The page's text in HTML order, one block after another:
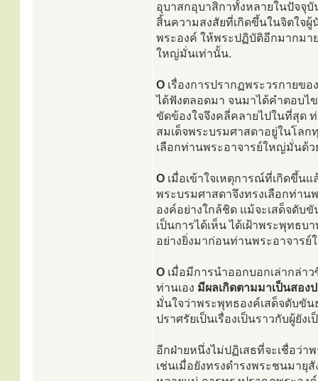
อุบาสกอุบาสิกาทั้งหลายในปัจจุ
สิ้นความสงสัยที่เกิดขึ้นในจิตใจ
พระองค์ ให้พระปฏิบัติอีกมากมา
ใหญ่มั่นเท่านั้น.
O เรื่องการปรากฏพระวรกายข
ได้ฟังตลอดมา จนมาได้คำตอบไ
ขัดข้องใจจึงคลี่คลายไปในที่สุด
สมเด็จพระบรมศาสดาอยู่ในโลก
เลือกท่านพระอาจารย์ใหญ่มั่นด้ว
O เมื่อเข้าใจเหตุการณ์ที่เกิดขึ้น
พระบรมศาสดาจึงทรงเลือกท่า
องค์อย่างใกล้ชิด แม้จะเสด็จดับ
เป็นการได้เห็น ได้เฝ้าพระพุทธ
อย่างยิ่งมาก่อนท่านพระอาจารย์
O เมื่อมีการนำออกบอกเล่ากล่า
ท่านเอง มีผลเกิดตามมาเป็นสอง
มั่นใจว่าพระพุทธองค์เสด็จดับขั
ปราศรัยเป็นเรื่องเป็นราวกับผู้ยัง
อีกฝ่ายหนึ่งไม่ปฏิเสธที่จะเชื่อว่
เช่นเมื่อยังทรงดำรงพระชนมา